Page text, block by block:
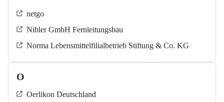
netgo
Nibler GmbH Fernleitungsbau
Norma Lebensmittelfilialbetrieb Stiftung & Co. KG
O
Oerlikon Deutschland